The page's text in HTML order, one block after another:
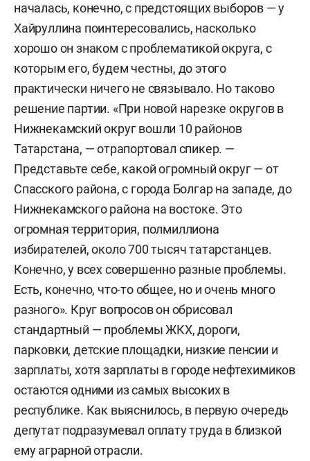
началась, конечно, с предстоящих выборов — у
Хайруллина поинтересовались, насколько
хорошо он знаком с проблематикой округа, с
которым его, будем честны, до этого
практически ничего не связывало. Но таково
решение партии. «При новой нарезке округов в
Нижнекамский округ вошли 10 районов
Татарстана, — отрапортовал спикер. —
Представьте себе, какой огромный округ — от
Спасского района, с города Болгар на западе, до
Нижнекамского района на востоке. Это
огромная территория, полмиллиона
избирателей, около 700 тысяч татарстанцев.
Конечно, у всех совершенно разные проблемы.
Есть, конечно, что-то общее, но и очень много
разного». Круг вопросов он обрисовал
стандартный — проблемы ЖКХ, дороги,
парковки, детские площадки, низкие пенсии и
зарплаты, хотя зарплаты в городе нефтехимиков
остаются одними из самых высоких в
республике. Как выяснилось, в первую очередь
депутат подразумевал оплату труда в близкой
ему аграрной отрасли.